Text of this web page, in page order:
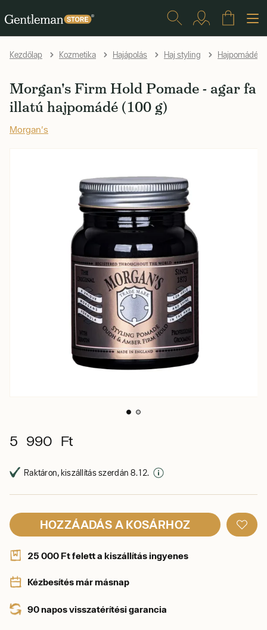
Kezdőlap Kozmetika Hajápolás Haj styling Hajpomádék
Morgan's Firm Hold Pomade - agar fa
illatú hajpomádé (100 g)
Morgan's
5 990 Ft
Raktáron, kiszállítás szerdán 8. 12.
HOZZÁADÁS A KOSÁRHOZ
25 000 Ft felett a kiszállítás ingyenes
Kézbesítés már másnap
90 napos visszatérítési garancia